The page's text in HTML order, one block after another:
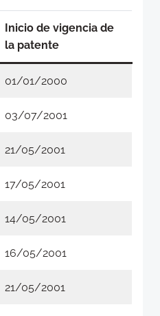
Inicio de vigencia de
la patente
01/01/2000
03/07/2001
21/05/2001
17/05/2001
14/05/2001
16/05/2001
21/05/2001